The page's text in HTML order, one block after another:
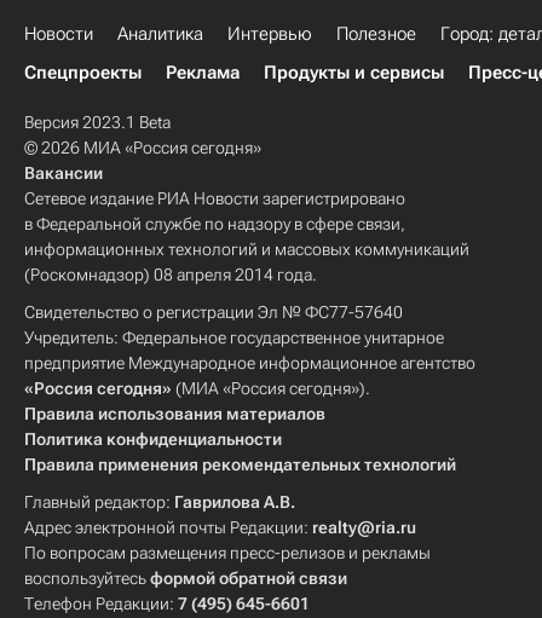
Новости Аналитика Интервью Полезное
Город:
Спецпроекты
Реклама Продукты и сервисы Пресс-
Версия 2023.1 Beta
© 2026 МИА «Россия сегодня»
Вакансии
Сетевое издание РИА Новости зарегистрировано
в Федеральной службе по надзору в сфере связи,
информационных технологий и массовых коммуникаций
(Роскомнадзор) 08 апреля 2014 года.
Свидетельство о регистрации Эл № ФС77-57640
Учредитель: Федеральное государственное унитарное
предприятие Международное информационное агентство
«Россия сегодня» (МИА «Россия сегодня»).
Правила использования материалов
Политика конфиденциальности
Правила применения рекомендательных технологий
Главный редактор: Гаврилова А.В.
Адрес электронной почты Редакции: realty@ria.ru
По вопросам размещения пресс-релизов и рекламы
воспользуйтесьформой обратной связи
Телефон Редакции: 7 (495) 645-6601